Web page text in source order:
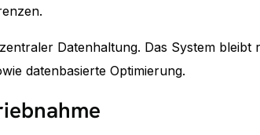
Datenhaltung. Das System
datenbasierte Optimierung.